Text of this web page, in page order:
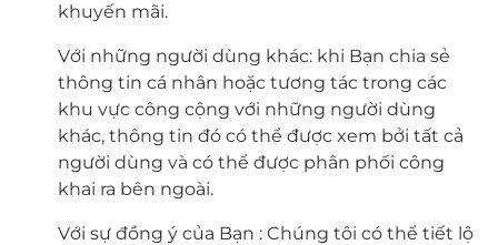
khuyến mãi.
Với những người dùng khác: khi Bạn chia sẻ
thông tin cá nhân hoặc tương tác trong các
khu vực công cộng với những người dùng
khác, thông tin đó có thể được xem bởi tất cả
người dùng và có thể được phân phối công
khai ra bên ngoài.
Với sự đồng ý của Bạn : Chúng tôi có thể tiết lộ